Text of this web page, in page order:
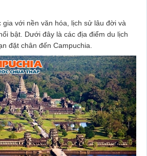
gia với nền văn hóa, lịch sử lâu đời và
bật. Dưới đây là các địa điểm du lịch
đặt chân đến Campuchia.